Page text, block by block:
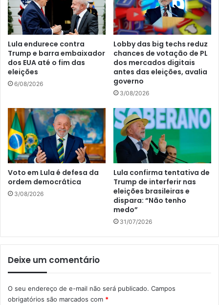
Lula endurece contra
Trump e barra embaixador
dos EUA até o fim das
eleições
6/08/2026
Lobby das big techs reduz
chances de votação de PL
dos mercados digitais
antes das eleições, avalia
governo
3/08/2026
Voto em Lula é defesa da
ordem democrática
3/08/2026
Lula confirma tentativa de
Trump de interferir nas
eleições brasileiras e
dispara: “Não tenho
medo”
31/07/2026
Deixe um comentário
O seu endereço de e-mail não será publicado. Campos
obrigatórios são marcados com *